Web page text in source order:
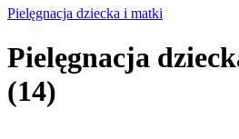
Pielęgnacja dziecka i matki
Pielęgnacja
(14)